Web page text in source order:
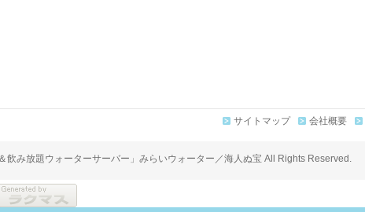
会社概要
サイトマップ
み放題ウォーターサーバー」みらいウォーター／海人ぬ宝 All Rights Reserved.